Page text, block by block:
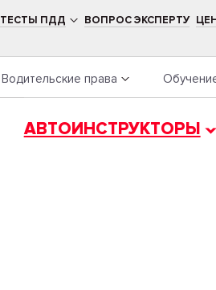
ТЕСТЫ ПДД ВОПРОС ЭКСПЕРТУ
Водительские права
АВТОИНСТРУКТОРЫ